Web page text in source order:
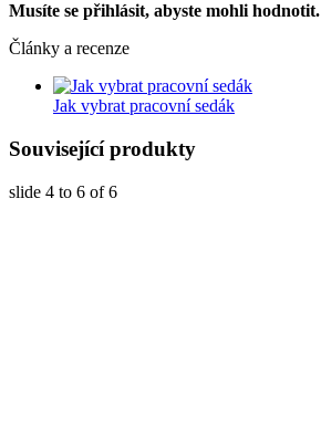
Musíte se přihlásit, abyste mohli hodnotit.
Články a recenze
Jak vybrat pracovní sedák
Související produkty
slide 4 to 6 of 6